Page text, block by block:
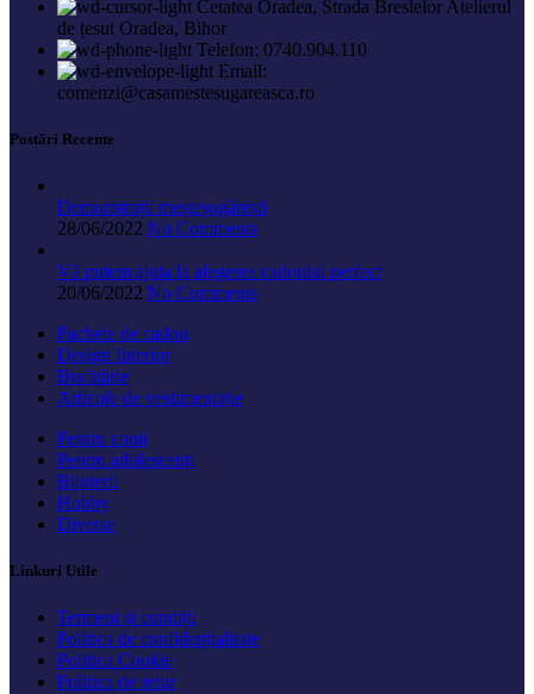
Cetatea Oradea, Strada Breslelor Atelierul
de țesut Oradea, Bihor
Telefon: 0740.904.110
Email:
comenzi@casamestesugareasca.ro
Postări Recente
Demonstrații meșteșugărești
28/06/2022 No Comments
Vă putem ajuta la alegerea cadoului perfect
20/06/2022 No Comments
Pachete de cadou
Design Interior
Bucătărie
Articole de vestimentație
Pentru copii
Pentru adolescenți
Bijuterii
Hobby
Diverse
Linkuri Utile
Termeni și condiții
Politica de confidențialitate
Politica Cookie
Politica de retur